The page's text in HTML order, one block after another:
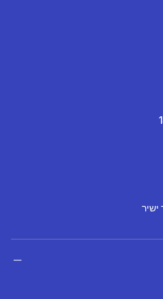
ישיר